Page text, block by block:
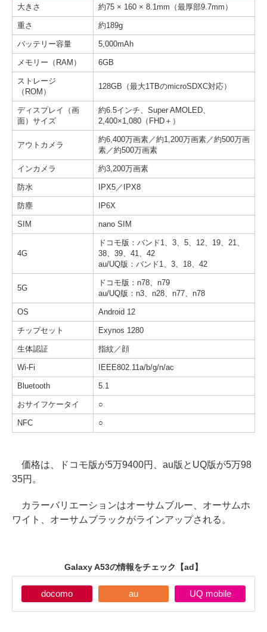
大きさ 約75 × 160 × 8.1mm（最厚部9.7mm）
重さ 約189g
バッテリー容量 5,000mAh
メモリー（RAM） 6GB
ストレージ
（ROM）
128GB（最大1TBのmicroSDXC対応）
ディスプレイ（画
面）サイズ
約6.5インチ、Super AMOLED、
2,400×1,080（FHD＋）
アウトカメラ
約6,400万画素／約1,200万画素／約500万画
素／約500万画素
インカメラ 約3,200万画素
防水 IPX5／IPX8
防塵 IP6X
SIM nano SIM
4G
ドコモ版：バンド1、3、5、12、19、21、
38、39、41、42
au/UQ版：バンド1、3、18、42
5G
ドコモ版：n78、n79
au/UQ版：n3、n28、n77、n78
OS Android 12
チップセット Exynos 1280
生体認証 指紋／顔
Wi-Fi IEEE802.11a/b/g/n/ac
Bluetooth 5.1
おサイフケータイ ○
NFC ○
価格は、ドコモ版が5万9400円、au版とUQ版が5万98
35円。
カラーバリエーションはオーサムブルー、オーサムホ
ワイト、オーサムブラックがラインアップされる。
Galaxy A53の情報をチェック 【ad】
docomo au UQ mobile